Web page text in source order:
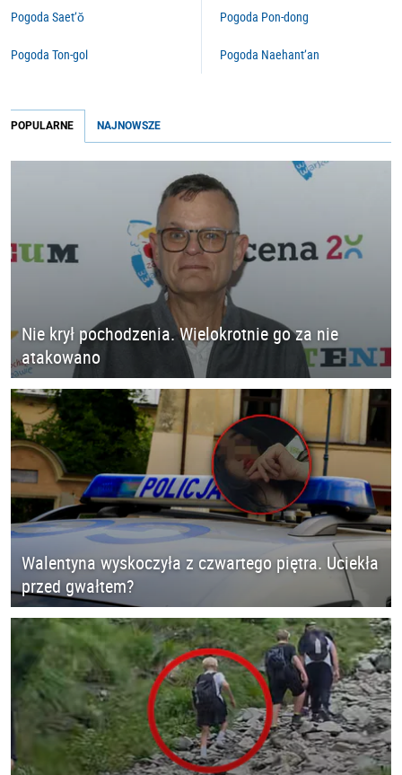
Pogoda Saet’ŏ
Pogoda Ton-gol
Pogoda Pon-dong
Pogoda Naehant’an
POPULARNE NAJNOWSZE
Nie krył pochodzenia. Wielokrotnie go za nie
atakowano
Walentyna wyskoczyła z czwartego piętra. Uciekła
przed gwałtem?